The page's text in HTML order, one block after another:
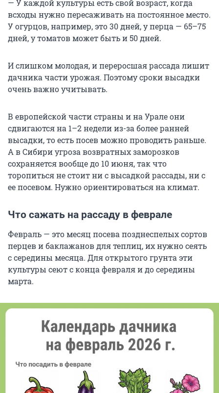
— У каждой культуры есть свой возраст, когда
всходы нужно пересаживать на постоянное место.
У огурцов, например, это 30 дней, у перца — 65–75
дней, у томатов может быть и 50 дней.
И слишком молодая, и переросшая рассада лишит
дачника части урожая. Поэтому сроки высадки
очень важно учитывать.
В европейской части страны и на Урале они
сдвигаются на 1–2 недели из-за более ранней
высадки, то есть посев можно проводить раньше.
А в Сибири угроза возвратных заморозков
сохраняется вообще до 10 июня, так что
торопиться не стоит ни с высадкой рассады, ни с
ее посевом. Нужно ориентироваться на климат.
Что сажать на рассаду в феврале
Февраль — это месяц посева позднеспелых сортов
перцев и баклажанов для теплиц, их нужно сеять
с середины месяца. Для открытого грунта эти
культуры сеют с конца февраля и до середины
марта.